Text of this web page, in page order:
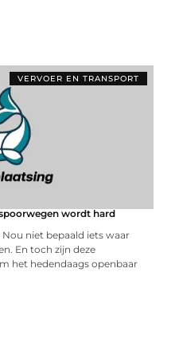
VERVOER EN TRANSPORT
wordt hard
niet bepaald iets waar
En toch zijn deze
het hedendaags openbaar